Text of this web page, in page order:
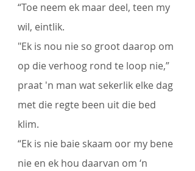
“Toe neem ek maar deel, teen my
wil, eintlik.
"Ek is nou nie so groot daarop om
op die verhoog rond te loop nie,”
praat 'n man wat sekerlik elke dag
met die regte been uit die bed
klim.
“Ek is nie baie skaam oor my bene
nie en ek hou daarvan om ‘n